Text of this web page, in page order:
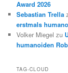
Award 2026
Sebastian Trella
erstmals
Volker Miegel zu
humanoiden
TAG-CLOUD